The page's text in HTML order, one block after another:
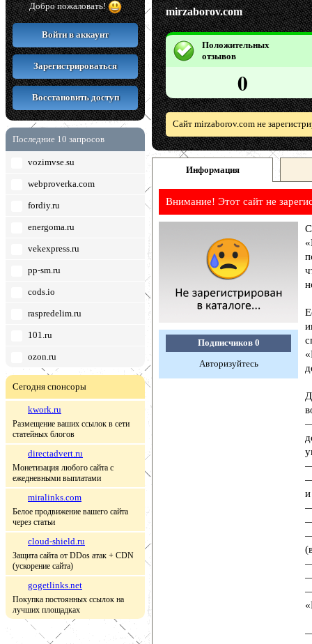
Добро пожаловать!
Войти в аккаунт
Зарегистрироваться
Восстановить доступ
Последние 10 запросов
vozimvse.su
webproverka.com
fordiy.ru
energoma.ru
vekexpress.ru
pp-sm.ru
cods.io
raspredelim.ru
101.ru
ozon.ru
Сегодня спонсоры
kwork.ru
Размещение ваших ссылок в сети
статейных блогов
directadvert.ru
Монетизация любого сайта с
ежедневными выплатами
miralinks.com
Белое продвижение вашего сайта
через статьи
cloud-shield.ru
Защита сайта от DDos атак + CDN
(ускорение сайта)
gogetlinks.net
Покупка постоянных ссылок на
лучших площадках
mirzaborov.com
Положительных
отзывов
0
Сайт mirzaborov.com не
Информация
Внимание! Этот сайт не
Подписчиков 0
Авторизуйтесь